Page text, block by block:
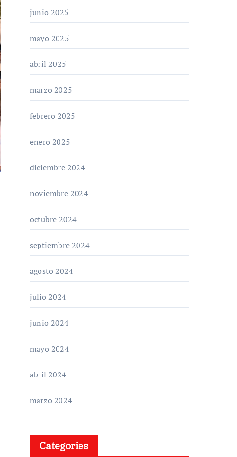
junio 2025
mayo 2025
abril 2025
marzo 2025
febrero 2025
enero 2025
diciembre 2024
noviembre 2024
octubre 2024
septiembre 2024
agosto 2024
julio 2024
junio 2024
mayo 2024
abril 2024
marzo 2024
Categories